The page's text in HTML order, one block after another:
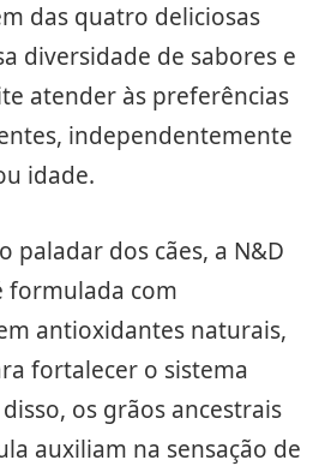
das quatro deliciosas
diversidade de sabores e
atender às preferências
independentemente
idade.
paladar dos cães, a N&D
formulada com
antioxidantes naturais,
fortalecer o sistema
os grãos ancestrais
auxiliam na sensação de